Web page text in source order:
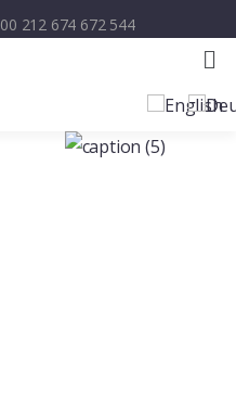
00 212 674 672 544